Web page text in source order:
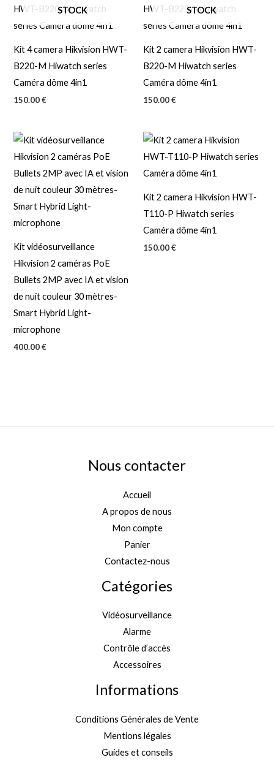
STOCK
Kit 4 camera Hikvision HWT-
B220-M Hiwatch series
Caméra dôme 4in1
150.00€
STOCK
Kit 2 camera Hikvision HWT-
B220-M Hiwatch series
Caméra dôme 4in1
150.00€
Kit vidéosurveillance
Hikvision 2 caméras PoE
Bullets 2MP avec IA et vision
de nuit couleur 30 mètres-
Smart Hybrid Light-
microphone
400.00€
Kit 2 camera Hikvision HWT-
T110-P Hiwatch series
Caméra dôme 4in1
150.00€
Nous contacter
Accueil
A propos de nous
Mon compte
Panier
Contactez-nous
Catégories
Vidéosurveillance
Alarme
Contrôle d’accès
Accessoires
Informations
Conditions Générales de Vente
Mentions légales
Guides et conseils